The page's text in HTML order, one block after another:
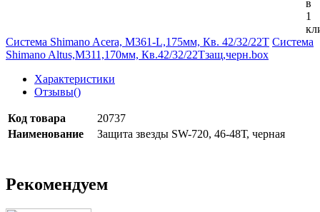
в
1
Система Shimano Acera, M361-L,175мм, Кв. 42/32/22T Система
Shimano Altus,M311,170мм, Кв.42/32/22Tзащ,черн.box
Характеристики
Отзывы()
Код товара
20737
Наименование
Защита звезды SW-720, 46-48Т, черная
Рекомендуем